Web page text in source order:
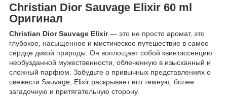
Christian Dior Sauvage Elixir 60 ml
Оригинал
Christian Dior Sauvage Elixir— это не просто аромат, это
глубокое, насыщенное и мистическое путешествие в самое
сердце дикой природы. Он воплощает собой квинтэссенцию
необузданной мужественности, облеченную в изысканный и
сложный парфюм. Забудьте о привычных представлениях о
свежести Sauvage; Elixir раскрывает его темную, более
загадочную и притягательную сторону.